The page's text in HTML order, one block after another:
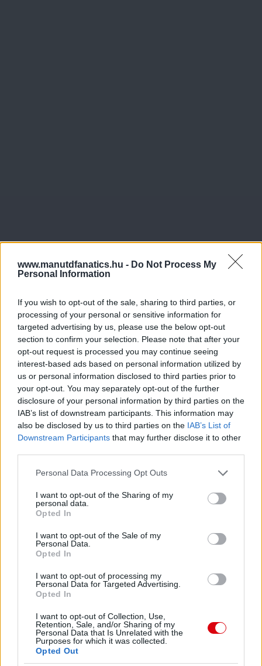
www.manutdfanatics.hu - Do Not Process My
Personal Information
If you wish to opt-out of the sale, sharing to third parties, or
processing of your personal or sensitive information for
targeted advertising by us, please use the below opt-out
section to confirm your selection. Please note that after your
opt-out request is processed you may continue seeing
interest-based ads based on personal information utilized by
us or personal information disclosed to third parties prior to
your opt-out. You may separately opt-out of the further
disclosure of your personal information by third parties on the
IAB’s list of downstream participants. This information may
also be disclosed by us to third parties on the IAB’s List of
Downstream Participants that may further disclose it to other
Please note that this website/app uses one or more Google
not limited to your visit or usage behaviour. You may click to
grant or deny consent to Google and its third-party tags to
use your data for below specified purposes in below Google
consent section.
Personal Data Processing Opt Outs
I want to opt-out of the Sharing of my
personal data.
Opted In
I want to opt-out of the Sale of my
Personal Data.
Opted In
I want to opt-out of processing my
Personal Data for Targeted Advertising.
Opted In
I want to opt-out of Collection, Use,
Retention, Sale, and/or Sharing of my
Personal Data that Is Unrelated with the
Purposes for which it was collected.
Opted Out